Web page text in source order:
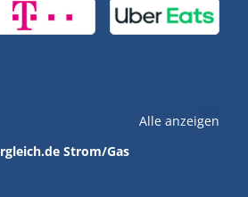
Alle anzeigen
Strom/Gas